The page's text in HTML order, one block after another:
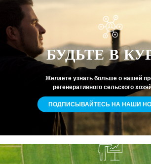
БУДЬТЕ В
Желаете узнать больше о нашей
регенеративного сельского
ПОДПИСЫВАЙТЕСЬ НА НАШИ